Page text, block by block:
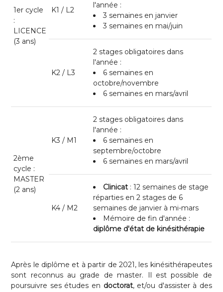
1er cycle
:
LICENCE
(3 ans)
K1 / L2
l'année :
3 semaines en janvier
3 semaines en mai/juin
K2 / L3
2 stages obligatoires dans
l'année :
6 semaines en
octobre/novembre
6 semaines en mars/avril
2ème
cycle :
MASTER
(2 ans)
K3 / M1
2 stages obligatoires dans
l'année :
6 semaines en
septembre/octobre
6 semaines en mars/avril
K4 / M2
Clinicat : 12 semaines de stage
réparties en 2 stages de 6
semaines de janvier à mi-mars
Mémoire de fin d'année :
diplôme d'état de kinésithérapie
Après le diplôme et à partir de 2021, les kinésithérapeutes
sont reconnus au grade de master. Il est possible de
poursuivre ses études en doctorat, et/ou d'assister à des